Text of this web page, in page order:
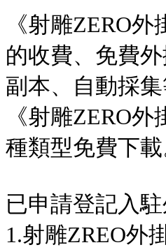
《射雕ZERO
的收費、免費
副本、自動採
《射雕ZERO
種類型免費下載
已申請登記入駐
1.射雕ZREO外